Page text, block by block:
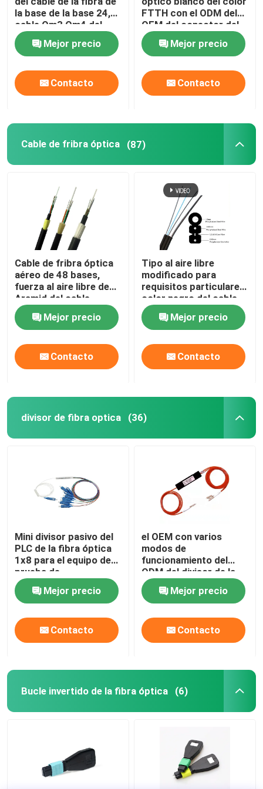
Equipo de prueba de la fibra
la base de la base 24,
cable Om3 Om4 del
remiendo de Mtp Mpo
para QsfpMejor precio
Contacto
FTTH con el ODM del
OEM del conector del
SC FC
Mejor precio
Contacto
Cable de fribra óptica (87)
Cable de fribra óptica
aéreo de 48 bases,
fuerza al aire libre de
Aramid del cable
óptico de ADSS
Mejor precio
Contacto
Tipo al aire libre
modificado para
requisitos particulares
color negro del cable
de descenso de FTTH
G657A1 G657A2
Mejor precio
Contacto
divisor de fibra optica (36)
Mini divisor pasivo del
PLC de la fibra óptica
1x8 para el equipo de
prueba de
cabletelevisión
Mejor precio
Contacto
el OEM con varios
modos de
funcionamiento del
ODM del divisor de la
fibra óptica del 1x2MM
FBT con RoHS
certificó
Mejor precio
Contacto
Bucle invertido de la fibra óptica (6)